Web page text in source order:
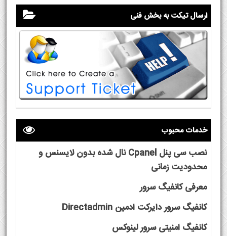
ارسال تیکت به بخش فنی
خدمات محبوب
نصب سی پنل Cpanel نال شده بدون لایسنس و
محدودیت زمانی
معرفی کانفیگ سرور
کانفیگ سرور دایرکت ادمین Directadmin
کانفیگ امنیتی سرور لینوکس